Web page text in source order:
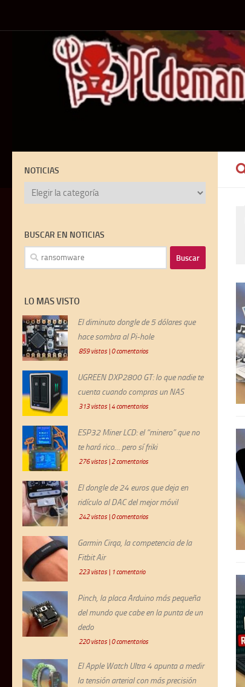
NOTICIAS
NOTICIAS
BUSCAR EN NOTICIAS
Buscar:
LO MAS VISTO
El diminuto dongle de 5 dólares que
hace sombra al Pi-hole
859 vistas| 0 comentarios
UGREEN DXP2800 GT: lo que nadie te
cuenta cuando compras un NAS
313 vistas| 4 comentarios
ESP32 Miner LCD: el “minero” que no
te hará rico… pero sí friki
276 vistas| 2 comentarios
El dongle de 24 euros que deja en
ridículo al DAC del mejor móvil
242 vistas| 0 comentarios
Garmin Cirqa, la competencia de la
Fitbit Air
223 vistas| 1 comentario
Pinch, la placa Arduino más pequeña
del mundo que cabe en la punta de un
dedo
220 vistas| 0 comentarios
El Apple Watch Ultra 4 apunta a medir
la tensión arterial con más precisión